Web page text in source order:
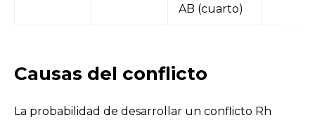
AB (cuarto)
Causas del conflicto
La probabilidad de desarrollar un conflicto Rh